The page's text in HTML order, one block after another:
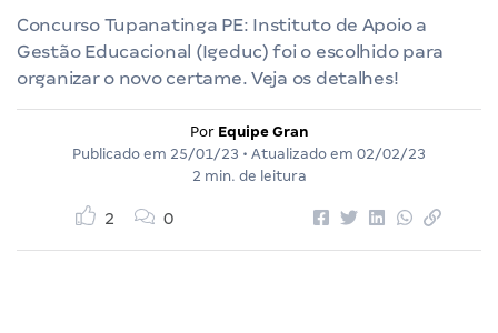
Concurso Tupanatinga PE: Instituto de Apoio a
Gestão Educacional (Igeduc) foi o escolhido para
organizar o novo certame. Veja os detalhes!
Por Equipe Gran
Publicado em 25/01/23 • Atualizado em 02/02/23
2 min. de leitura
2 0